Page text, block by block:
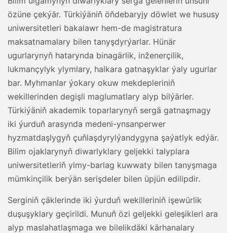
özüne çekýär. Türkiýäniň öňdebaryjy döwlet we hususy
uniwersitetleri bakalawr hem-de magistratura
maksatnamalary bilen tanyşdyrýarlar. Hünär
ugurlarynyň hatarynda binagärlik, inženerçilik,
lukmançylyk ylymlary, halkara gatnaşyklar ýaly ugurlar
bar. Myhmanlar ýokary okuw mekdepleriniň
wekillerinden degişli maglumatlary alyp bilýärler.
Türkiýäniň akademik toparlarynyň sergä gatnaşmagy
iki ýurduň arasynda medeni-ynsanperwer
hyzmatdaşlygyň çuňlaşdyrylýandygyna şaýatlyk edýär.
Bilim ojaklarynyň diwarlyklary geljekki talyplara
uniwersitetleriň ylmy-barlag kuwwaty bilen tanyşmaga
mümkinçilik berýän serişdeler bilen üpjün edilipdir.
Serginiň çäklerinde iki ýurduň wekilleriniň işewürlik
duşuşyklary geçirildi. Munuň özi geljekki geleşikleri ara
alyp maslahatlaşmaga we bilelikdäki kärhanalary